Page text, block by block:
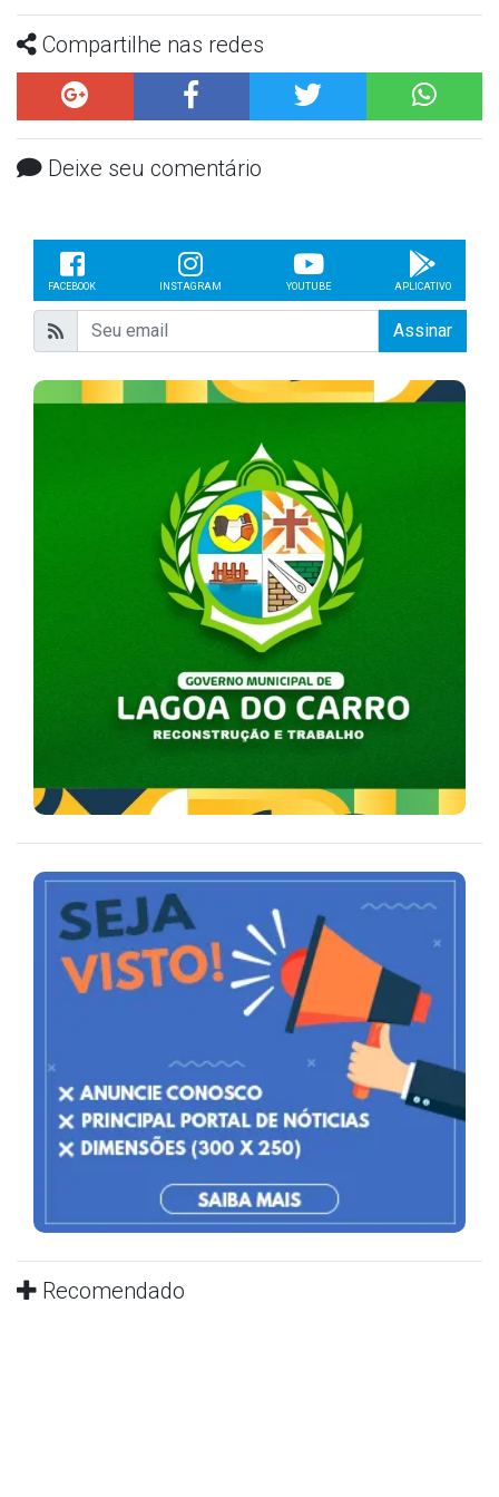
Compartilhe nas redes
Deixe seu comentário
FACEBOOK INSTAGRAM YOUTUBE APLICATIVO
Assinar
Recomendado